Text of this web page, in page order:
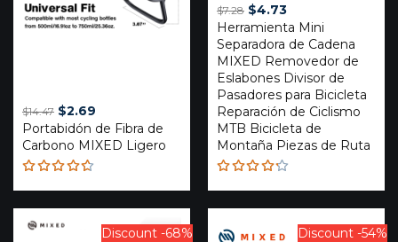
$14.47 Original
price
was:
$14.47.
$2.69
price
is:
Portabidón de Fibra de
Carbono MIXED Ligero
Rated
4.59
out of 5
$7.28 Original
price
was:
$7.28.
$4.73Current
price
is:
$4.73.
Herramienta Mini
Separadora de Cadena
MIXED Removedor de
Eslabones Divisor de
Pasadores para Bicicleta
Reparación de Ciclismo
MTB Bicicleta de
Montaña Piezas de Ruta
Rated
4.20
5
Discount -68% Discount -54%